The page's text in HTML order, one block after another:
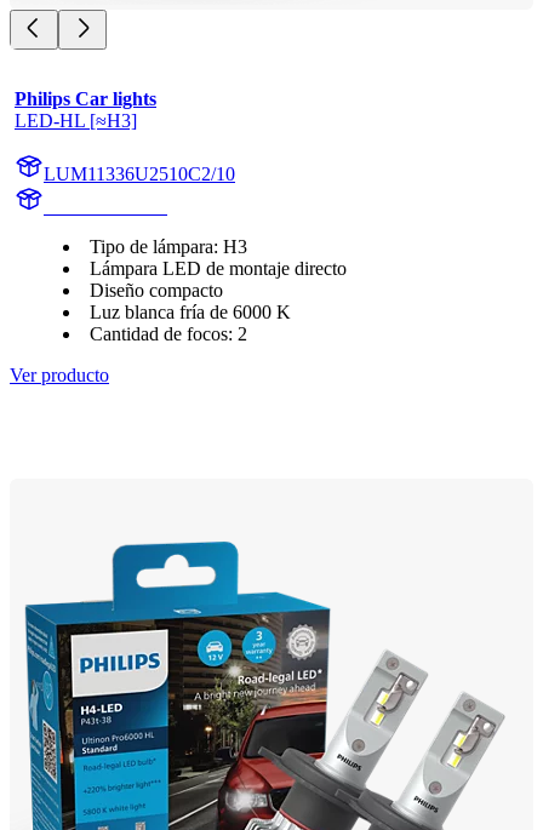
Philips Car lights
LED-HL [≈H3]
LUM11336U2510C2/10
Tipo de lámpara: H3
Lámpara LED de montaje directo
Diseño compacto
Luz blanca fría de 6000 K
Cantidad de focos: 2
Ver producto